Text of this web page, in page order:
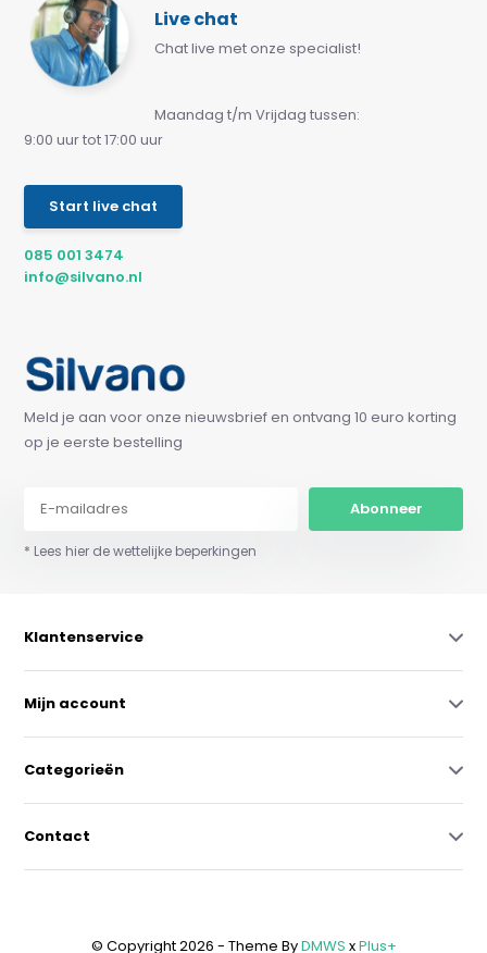
Live chat
Chat live met onze specialist!
Maandag t/m Vrijdag tussen:
9:00 uur tot 17:00 uur
Start live chat
085 001 3474
info@silvano.nl
Meld je aan voor onze nieuwsbrief en ontvang 10 euro korting
op je eerste bestelling
Abonneer
* Lees hier de wettelijke beperkingen
Klantenservice
Mijn account
Categorieën
Contact
© Copyright 2026 - Theme ByDMWS xPlus+